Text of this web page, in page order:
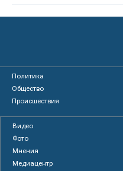
Политика
Общество
Происшествия
Видео
Фото
Мнения
Медиацентр